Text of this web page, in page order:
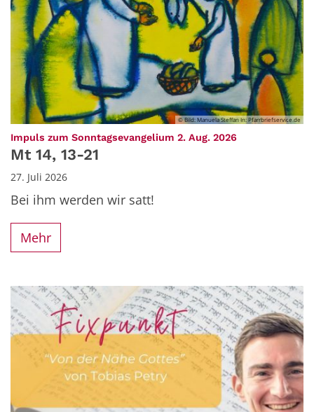
© Bild: Manuela Steffan In: Pfarrbriefservice.de
Impuls zum Sonntagsevangelium 2. Aug. 2026
Mt 14, 13-21
27. Juli 2026
Bei ihm werden wir satt!
Mehr